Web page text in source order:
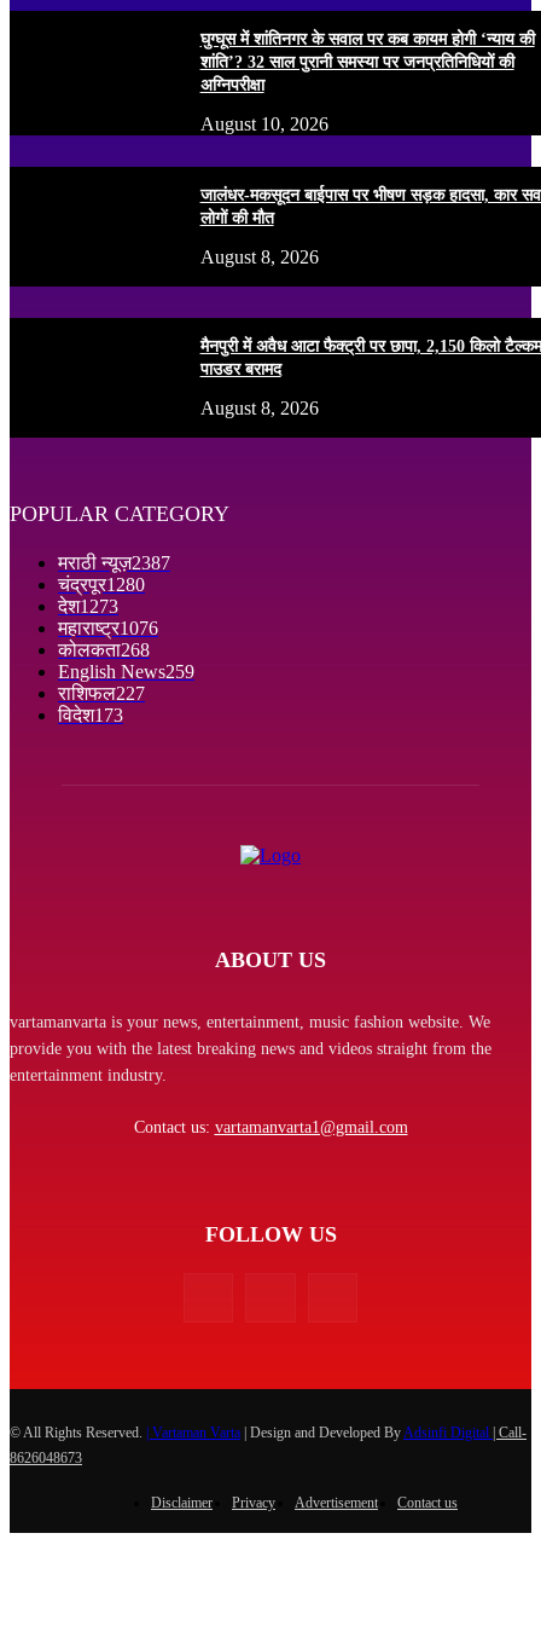
घुग्घूस में शांतिनगर के सवाल पर कब कायम होगी ‘न्याय की
शांति’? 32 साल पुरानी समस्या पर जनप्रतिनिधियों की
अग्निपरीक्षा
August 10, 2026
जालंधर-मकसूदन बाईपास पर भीषण सड़क हादसा, कार
लोगों की मौत
August 8, 2026
मैनपुरी में अवैध आटा फैक्ट्री पर छापा, 2,150 किलो टैल्कम
पाउडर बरामद
August 8, 2026
POPULAR CATEGORY
मराठी न्यूज़2387
चंद्रपूर1280
देश1273
महाराष्ट्र1076
कोलकता268
English News259
राशिफल227
विदेश173
ABOUT US
vartamanvarta is your news, entertainment, music fashion website. We
provide you with the latest breaking news and videos straight from the
entertainment industry.
Contact us: vartamanvarta1@gmail.com
FOLLOW US
© All Rights Reserved. | Vartaman Varta | Design and Developed ByAdsinfi Digital | Call-
8626048673
Disclaimer Privacy Advertisement Contact us